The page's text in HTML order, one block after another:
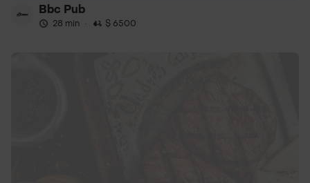
Bbc Pub
28 min · $ 6500